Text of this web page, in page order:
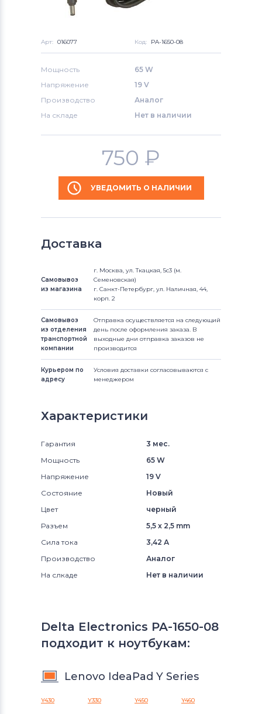
Арт: 016077 Код: PA-1650-08
Мощность
65 W
Напряжение
19 V
Производство
Аналог
На складе
Нет в наличии
750 ₽
УВЕДОМИТЬ О НАЛИЧИИ
Доставка
Самовывоз
из магазина
г. Москва, ул. Ткацкая, 5с3 (м.
Семеновская)
г. Санкт-Петербург, ул. Наличная, 44,
корп. 2
Самовывоз
из отделения
транспортной
компании
Отправка осуществляется на следующий
день после оформления заказа. В
выходные дни отправка заказов не
производится
Курьером по
адресу
Условия доставки согласовываются с
менеджером
Характеристики
Гарантия
3 мес.
Мощность
65 W
Напряжение
19 V
Состояние
Новый
Цвет
черный
Разъем
5,5 x 2,5 mm
Сила тока
3,42 А
Производство
Аналог
На слкаде
Нет в наличии
Delta Electronics PA-1650-08
подходит к ноутбукам:
Lenovo IdeaPad Y Series
Y430 Y330 Y450 Y460